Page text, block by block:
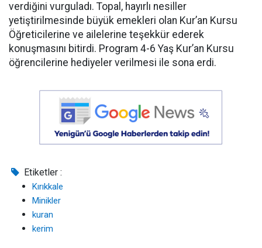
verdiğini vurguladı. Topal, hayırlı nesiller
yetiştirilmesinde büyük emekleri olan Kur’an Kursu
Öğreticilerine ve ailelerine teşekkür ederek
konuşmasını bitirdi. Program 4-6 Yaş Kur’an Kursu
öğrencilerine hediyeler verilmesi ile sona erdi.
Etiketler :
Kırıkkale
Minikler
kuran
kerim